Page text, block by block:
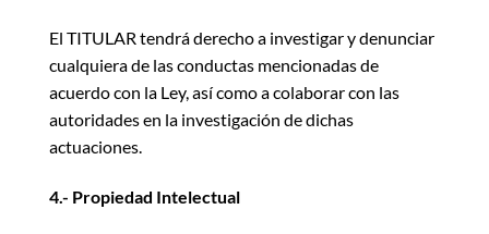
El TITULAR tendrá derecho a investigar y denunciar
cualquiera de las conductas mencionadas de
acuerdo con la Ley, así como a colaborar con las
autoridades en la investigación de dichas
actuaciones.
4.- Propiedad Intelectual